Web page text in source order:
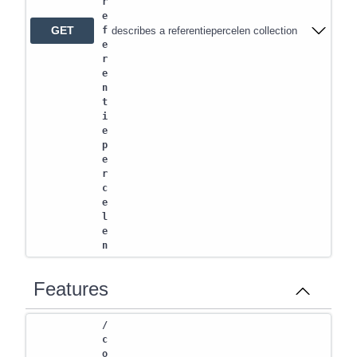
GET
e
f
e
r
e
n
t
i
e
p
e
r
c
e
l
e
n
describes a referentiepercelen collection
Features
/
c
o